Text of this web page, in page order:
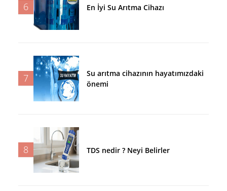
6 En İyi Su Arıtma Cihazı
7
Su arıtma cihazının hayatımızdaki
önemi
8 TDS nedir ? Neyi Belirler